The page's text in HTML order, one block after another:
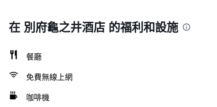
在 別府龜之井酒店 的福利和設施
餐廳
免費無線上網
咖啡機